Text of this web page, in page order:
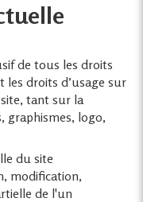
de tous les droits
droits d’usage sur
tant sur la
graphismes, logo,
du site
modification,
de l'un